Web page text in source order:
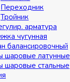
Переходник
Тройник
арматура
чугунная
балансировочный
шаровые латунные
шаровые стальные